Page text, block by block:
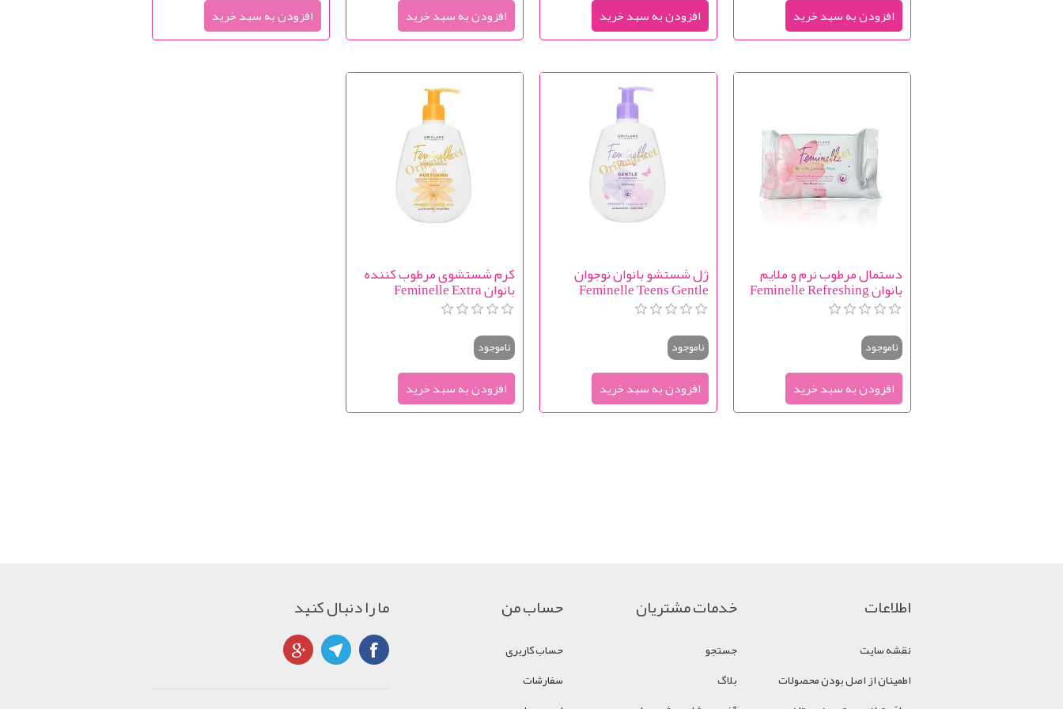
دستمال مرطوب نرم و ملایم
بانوان Feminelle Refreshing
Intimate Wipes
ناموجود
ژل شستشو بانوان نوجوان
Feminelle Teens Gentle
Intimate Wash Wild Pansy
ناموجود
کرم شستشوی مرطوب کننده
بانوان Feminelle Extra
Comfort Nurturing Intimate
Cleansing Cream Calendula
ناموجود
اطلاعات
نقشه سایت
اطمینان از اصل بودن محصولات
خدمات مشتریان
جستجو
بلاگ
حساب من
حساب کاربری
سفارشات
ما را دنبال کنید